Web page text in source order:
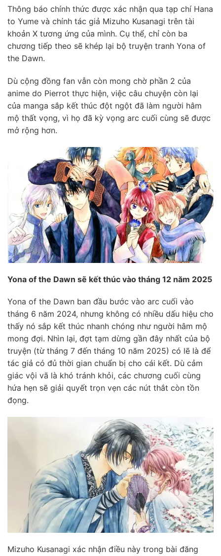
Thông báo chính thức được xác nhận qua tạp chí Hana
to Yume và chính tác giả Mizuho Kusanagi trên tài
khoản X tương ứng của mình. Cụ thể, chỉ còn ba
chương tiếp theo sẽ khép lại bộ truyện tranh Yona of
the Dawn.
Dù cộng đồng fan vẫn còn mong chờ phần 2 của
anime do Pierrot thực hiện, việc câu chuyện còn lại
của manga sắp kết thúc đột ngột đã làm người hâm
mộ thất vọng, vì họ đã kỳ vọng arc cuối cùng sẽ được
mở rộng hơn.
Yona of the Dawn sẽ kết thúc vào tháng 12 năm 2025
Yona of the Dawn ban đầu bước vào arc cuối vào
tháng 6 năm 2024, nhưng không có nhiều dấu hiệu cho
thấy nó sắp kết thúc nhanh chóng như người hâm mộ
mong đợi. Nhìn lại, đợt tạm dừng gần đây nhất của bộ
truyện (từ tháng 7 đến tháng 10 năm 2025) có lẽ là để
tác giả có đủ thời gian chuẩn bị cho cái kết. Dù cảm
giác vội vã là khó tránh khỏi, các chương cuối cùng
hứa hẹn sẽ giải quyết trọn vẹn các nút thắt còn tồn
đọng.
Mizuho Kusanagi xác nhận điều này trong bài đăng